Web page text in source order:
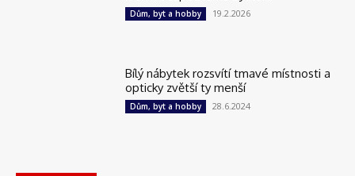
Dům, byt a hobby 19.2.2026
Bílý nábytek rozsvítí tmavé místnosti a
opticky zvětší ty menší
Dům, byt a hobby 28.6.2024